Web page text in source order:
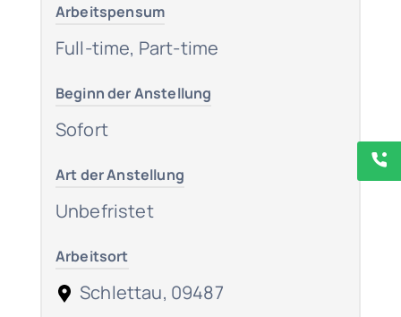
Arbeitspensum
Full-time, Part-time
Beginn der Anstellung
Sofort
Art der Anstellung
Unbefristet
Arbeitsort
Schlettau, 09487